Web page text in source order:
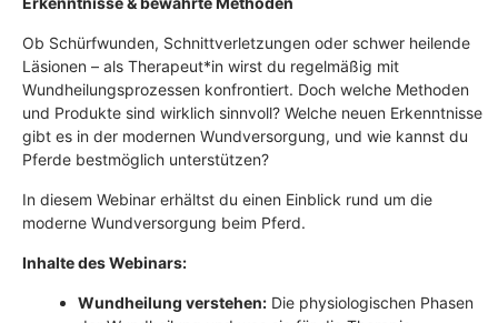
Ob Schürfwunden, Schnittverletzungen oder schwer heilende
Läsionen – als Therapeut*in wirst du regelmäßig mit
Wundheilungsprozessen konfrontiert. Doch welche Methoden
und Produkte sind wirklich sinnvoll? Welche neuen Erkenntnisse
gibt es in der modernen Wundversorgung, und wie kannst du
Pferde bestmöglich unterstützen?
In diesem Webinar erhältst du einen Einblick rund um die
moderne Wundversorgung beim Pferd.
Inhalte des Webinars:
Wundheilung verstehen: Die physiologischen Phasen